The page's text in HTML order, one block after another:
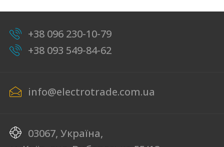
+38 096 230-10-79
+38 093 549-84-62
info@electrotrade.com.ua
03067, Україна,